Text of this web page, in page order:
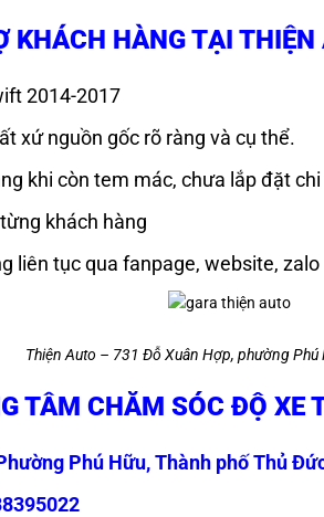
KHÁCH HÀNG TẠI THIỆN
xứ nguồn gốc rõ ràng và cụ thể.
khi còn tem mác, chưa lắp đặt
khách hàng
liên tục qua fanpage, website, zalo
Thiện Auto – 731 Đỗ Xuân Hợp, phường Phú
TÂM CHĂM SÓC ĐỘ XE
Phú Hữu, Thành phố Thủ